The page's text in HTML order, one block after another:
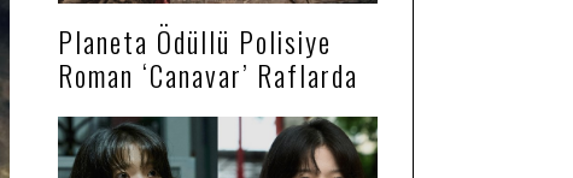
Planeta Ödüllü Polisiye
Roman ‘Canavar’ Raflarda